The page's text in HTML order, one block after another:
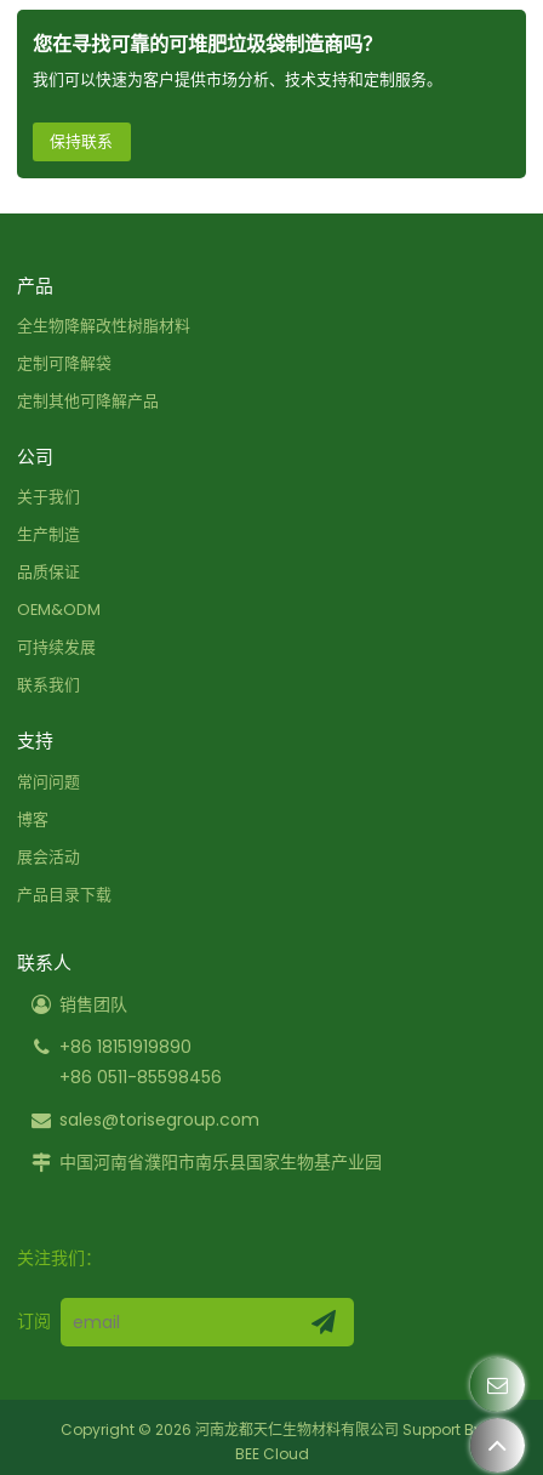
您在寻找可靠的可堆肥垃圾袋制造商吗？
我们可以快速为客户提供市场分析、技术支持和定制服务。
保持联系
产品
全生物降解改性树脂材料
定制可降解袋
定制其他可降解产品
公司
关于我们
生产制造
品质保证
OEM&ODM
可持续发展
联系我们
支持
常问问题
博客
展会活动
产品目录下载
联系人
销售团队
+86 18151919890
+86 0511-85598456
sales@torisegroup.com
中国河南省濮阳市南乐县国家生物基产业园
关注我们：
订阅
Copyright © 2026 河南龙都天仁生物材料有限公司 Support By
BEE Cloud